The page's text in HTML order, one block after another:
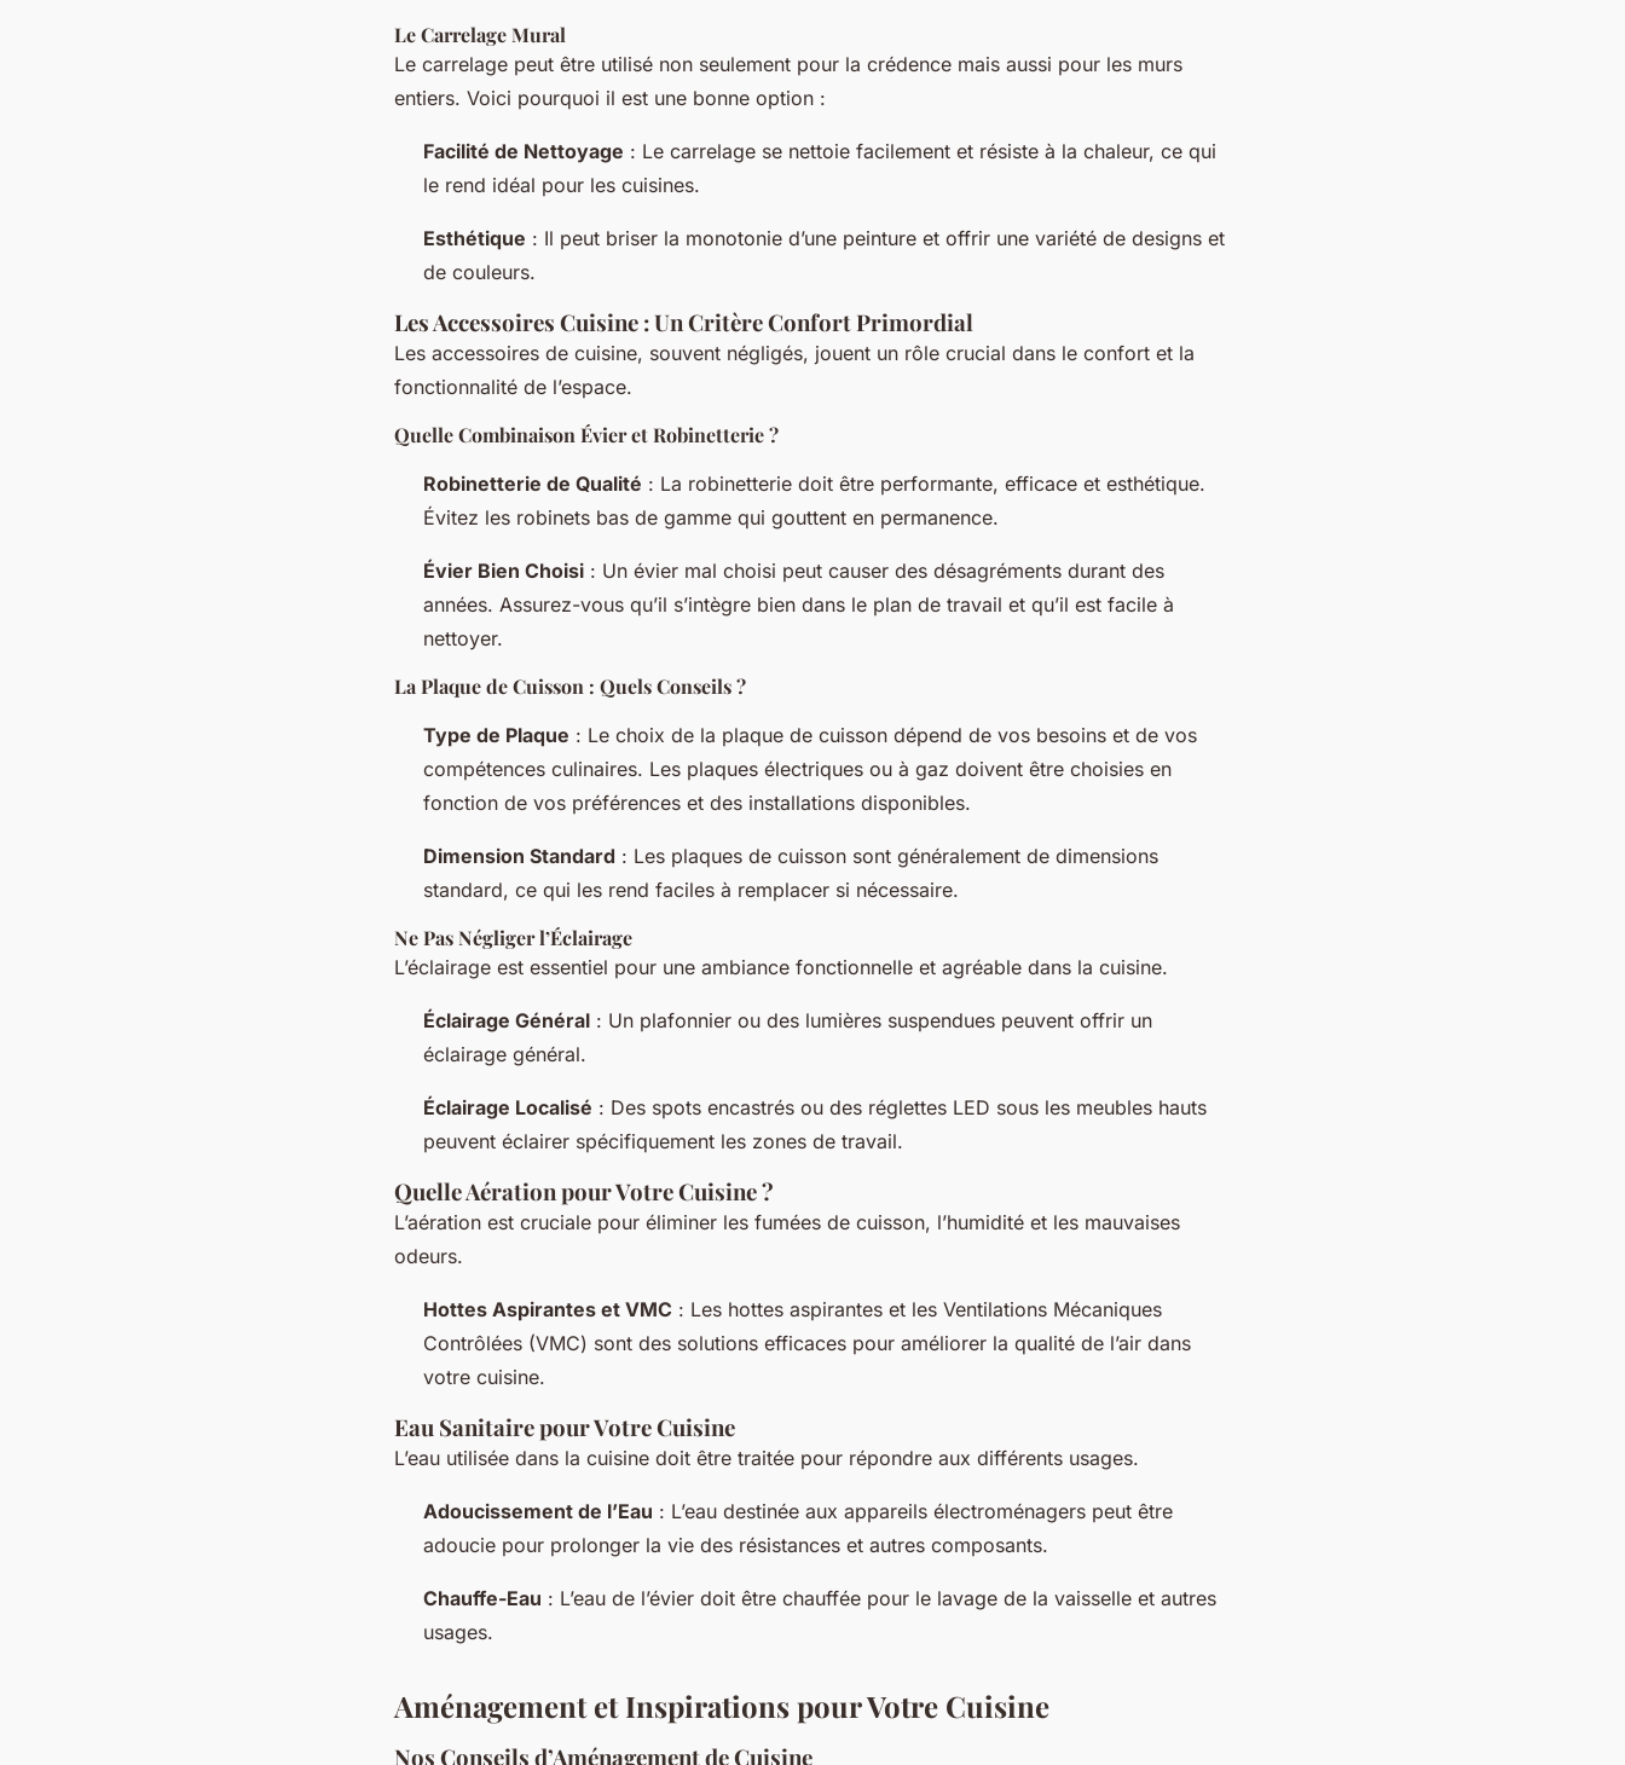
Le Carrelage Mural
Le carrelage peut être utilisé non seulement pour la crédence mais aussi pour les murs
entiers. Voici pourquoi il est une bonne option :
Facilité de Nettoyage : Le carrelage se nettoie facilement et résiste à la chaleur, ce qui
le rend idéal pour les cuisines.
Esthétique : Il peut briser la monotonie d’une peinture et offrir une variété de designs et
de couleurs.
Les Accessoires Cuisine : Un Critère Confort Primordial
Les accessoires de cuisine, souvent négligés, jouent un rôle crucial dans le confort et la
fonctionnalité de l’espace.
Quelle Combinaison Évier et Robinetterie ?
Robinetterie de Qualité : La robinetterie doit être performante, efficace et esthétique.
Évitez les robinets bas de gamme qui gouttent en permanence.
Évier Bien Choisi : Un évier mal choisi peut causer des désagréments durant des
années. Assurez-vous qu’il s’intègre bien dans le plan de travail et qu’il est facile à
nettoyer.
La Plaque de Cuisson : Quels Conseils ?
Type de Plaque : Le choix de la plaque de cuisson dépend de vos besoins et de vos
compétences culinaires. Les plaques électriques ou à gaz doivent être choisies en
fonction de vos préférences et des installations disponibles.
Dimension Standard : Les plaques de cuisson sont généralement de dimensions
standard, ce qui les rend faciles à remplacer si nécessaire.
Ne Pas Négliger l’Éclairage
L’éclairage est essentiel pour une ambiance fonctionnelle et agréable dans la cuisine.
Éclairage Général : Un plafonnier ou des lumières suspendues peuvent offrir un
éclairage général.
Éclairage Localisé : Des spots encastrés ou des réglettes LED sous les meubles hauts
peuvent éclairer spécifiquement les zones de travail.
Quelle Aération pour Votre Cuisine ?
L’aération est cruciale pour éliminer les fumées de cuisson, l’humidité et les mauvaises
odeurs.
Hottes Aspirantes et VMC : Les hottes aspirantes et les Ventilations Mécaniques
Contrôlées (VMC) sont des solutions efficaces pour améliorer la qualité de l’air dans
votre cuisine.
Eau Sanitaire pour Votre Cuisine
L’eau utilisée dans la cuisine doit être traitée pour répondre aux différents usages.
Adoucissement de l’Eau : L’eau destinée aux appareils électroménagers peut être
adoucie pour prolonger la vie des résistances et autres composants.
Chauffe-Eau : L’eau de l’évier doit être chauffée pour le lavage de la vaisselle et autres
usages.
Aménagement et Inspirations pour Votre Cuisine
Nos Conseils d’Aménagement de Cuisine